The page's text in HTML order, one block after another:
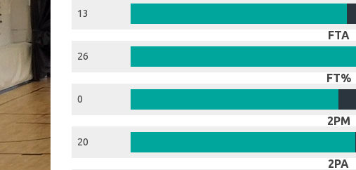
13
FTA
26
FT%
0
2PM
20
2PA